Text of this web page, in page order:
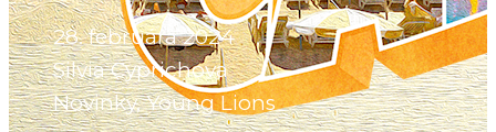
28. februára 2024
Silvia Cyprichova
Novinky,Young Lions